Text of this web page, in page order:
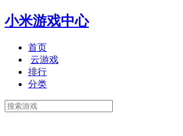
小米游戏中心
首页
云游戏
排行
分类